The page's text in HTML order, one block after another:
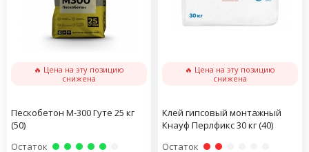
🔥 Цена на эту позицию
снижена
Пескобетон М-300 Гуте 25 кг
(50)
Остаток
🔥 Цена на эту позицию
снижена
Клей гипсовый монтажный
Кнауф Перлфикс 30 кг (40)
Остаток